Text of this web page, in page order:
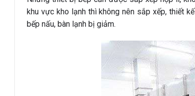
khu vực kho lạnh thì không nên sắp xếp, thiết
bếp nấu, bàn lạnh bị giảm.